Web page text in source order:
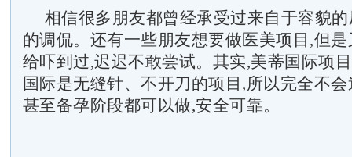
相信很多朋友都曾经承受过来自于容貌
的调侃。还有一些朋友想要做医美项目,但
给吓到过,迟迟不敢尝试。其实,美蒂国际项
国际是无缝针、不开刀的项目,所以完全不
甚至备孕阶段都可以做,安全可靠。